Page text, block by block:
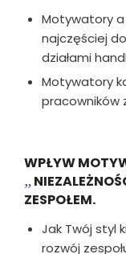
Motywatory
najczęściej
działami
Motywatory
pracowników
WPŁYW
„
ZESPOŁEM.
Jak Twój styl
rozwój